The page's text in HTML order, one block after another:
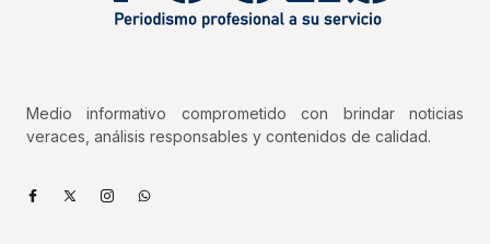
Medio informativo comprometido con brindar noticias
veraces, análisis responsables y contenidos de calidad.